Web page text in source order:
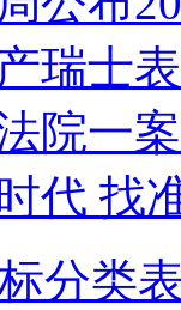
瑞士
院一
代 找
分类